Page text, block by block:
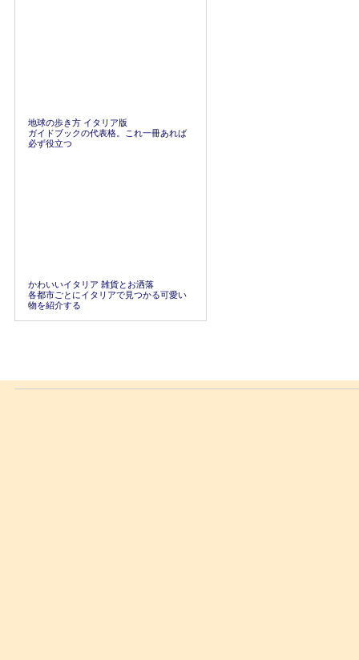
地球の歩き方 イタリア版
ガイドブックの代表格。これ一冊あれば
必ず役立つ
かわいいイタリア 雑貨とお洒落
各都市ごとにイタリアで見つかる可愛い
物を紹介する